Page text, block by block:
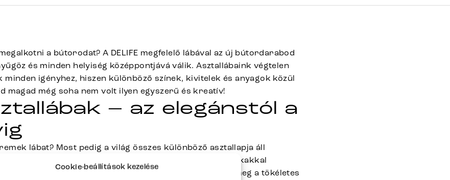
Cookie-beállítások kezelése
a bútorodat? A DELIFE megfelelő lábával az új bútordarabod
és minden helyiség középpontjává válik. Asztallábaink végtelen
igényhez, hiszen különböző színek, kivitelek és anyagok közül
magad még soha nem volt ilyen egyszerű és kreatív!
– az elegánstól a
lábat? Most pedig a világ összes különböző asztallapja áll
rendszer egységes szerelőlemezekkel és előfúrt lyukakkal
lábat tetszőleges asztallappal kombinálhasd. Találd meg a tökéletes